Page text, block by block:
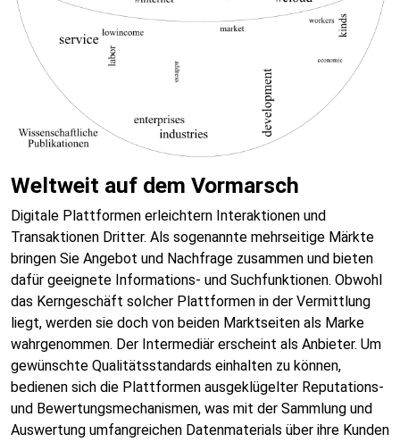
Weltweit auf dem Vormarsch
Digitale Plattformen erleichtern Interaktionen und
Transaktionen Dritter. Als sogenannte mehrseitige Märkte
bringen Sie Angebot und Nachfrage zusammen und bieten
dafür geeignete Informations- und Suchfunktionen. Obwohl
das Kerngeschäft solcher Plattformen in der Vermittlung
liegt, werden sie doch von beiden Marktseiten als Marke
wahrgenommen. Der Intermediär erscheint als Anbieter. Um
gewünschte Qualitätsstandards einhalten zu können,
bedienen sich die Plattformen ausgeklügelter Reputations-
und Bewertungsmechanismen, was mit der Sammlung und
Auswertung umfangreichen Datenmaterials über ihre Kunden